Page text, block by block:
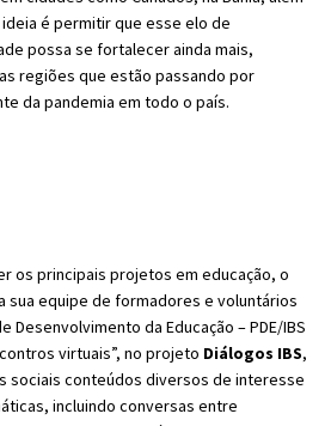
é permitir que esse elo de
possa se fortalecer ainda mais,
regiões que estão passando por
da pandemia em todo o país.
os principais projetos em educação, o
sua equipe de formadores e voluntários
Desenvolvimento da Educação – PDE/IBS
virtuais”, no projeto Diálogos IBS,
sociais conteúdos diversos de interesse
incluindo conversas entre